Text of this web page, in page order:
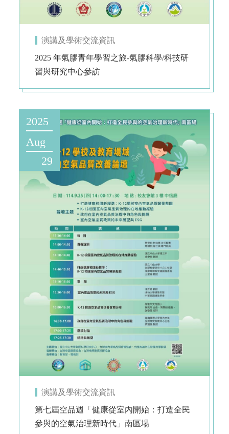
演講及學術交流資訊
2025 年氣膠青年學習之旅-氣膠科學/科技研
習與研究中心參訪
2025
Aug
29
演講及學術交流資訊
第七屆空品週「健康從室內開始：打造全民
參與的空氣治理新時代」南區場